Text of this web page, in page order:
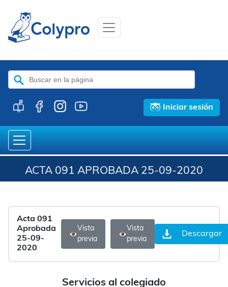
Buscar:
Iniciar sesión
ACTA 091 APROBADA 25-09-2020
Servicios al colegiado
Acta 091
Aprobada
25-09-
2020
Vista
previa
Vista
previa
Descargar